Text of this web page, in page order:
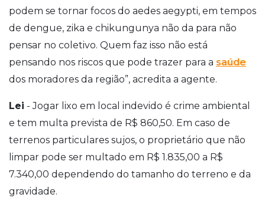
podem se tornar focos do aedes aegypti, em tempos
de dengue, zika e chikungunya não da para não
pensar no coletivo. Quem faz isso não está
pensando nos riscos que pode trazer para a saúde
dos moradores da região”, acredita a agente.
Lei - Jogar lixo em local indevido é crime ambiental
e tem multa prevista de R$ 860,50. Em caso de
terrenos particulares sujos, o proprietário que não
limpar pode ser multado em R$ 1.835,00 a R$
7.340,00 dependendo do tamanho do terreno e da
gravidade.